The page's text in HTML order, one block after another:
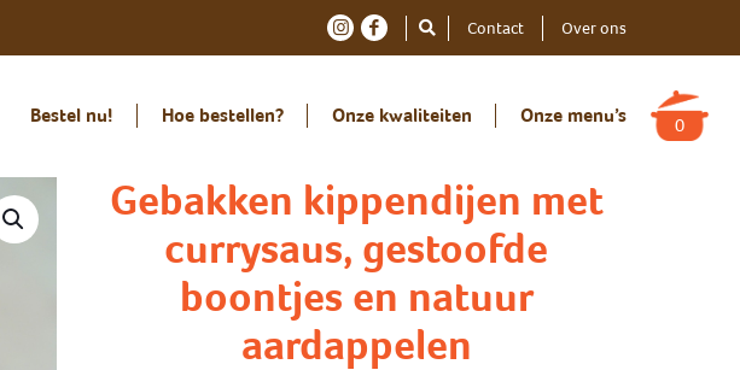
Contact Over ons
Bestel nu! Hoe bestellen? Onze kwaliteiten Onze menu’s 0
Gebakken kippendijen met
currysaus, gestoofde
boontjes en natuur
aardappelen